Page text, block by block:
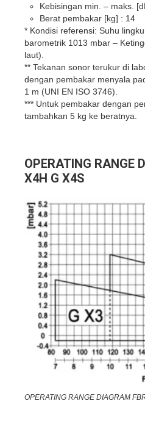
Kebisingan min. – maks.
Berat pembakar [kg] : 14
* Kondisi referensi: Suhu
barometrik 1013 mbar –
laut).
** Tekanan sonor terukur di
dengan pembakar menyala
1 m (UNI EN ISO 3746).
*** Untuk pembakar dengan
tambahkan 5 kg ke beratnya.
OPERATING RANGE
X4H G X4S
OPERATING RANGE DIAGRAM